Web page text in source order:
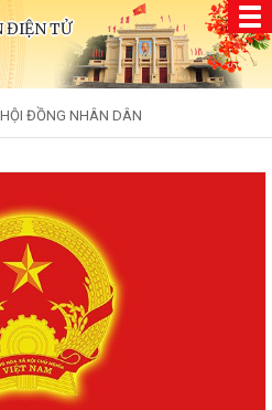
ĐIỆN TỬ
HỘI ĐỒNG NHÂN DÂN